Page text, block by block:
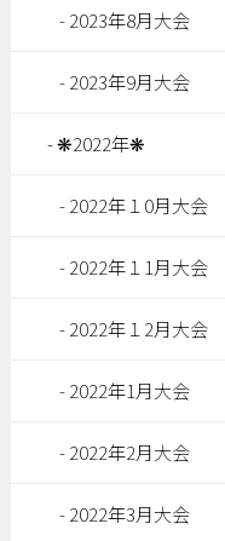
2023年8月大会
2023年9月大会
❋2022年❋
2022年１0月大会
2022年１1月大会
2022年１2月大会
2022年1月大会
2022年2月大会
2022年3月大会